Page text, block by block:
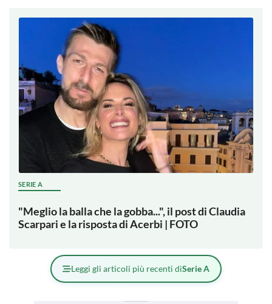
SERIE A
"Meglio la balla che la gobba...", il post di Claudia
Scarpari e la risposta di Acerbi | FOTO
Leggi gli articoli più recenti diSerie A